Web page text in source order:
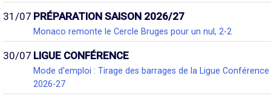
31/07 PRÉPARATION SAISON 2026/27
Monaco remonte le Cercle Bruges pour un nul, 2-2
30/07 LIGUE CONFÉRENCE
Mode d'emploi : Tirage des barrages de la Ligue Conférence
2026-27